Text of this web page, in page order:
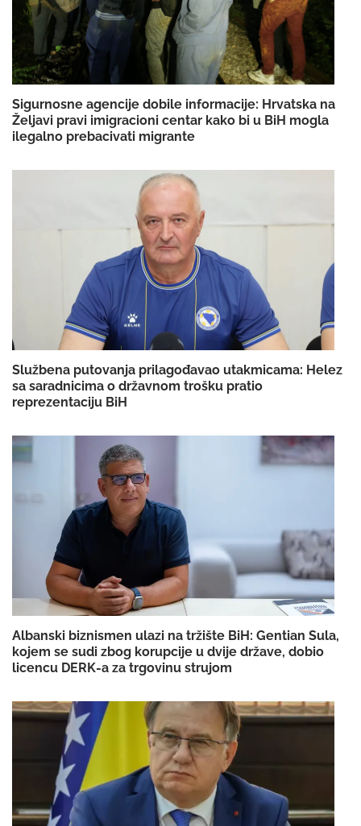
Sigurnosne agencije dobile informacije: Hrvatska na
Željavi pravi imigracioni centar kako bi u BiH mogla
ilegalno prebacivati migrante
Službena putovanja prilagođavao utakmicama: Helez
sa saradnicima o državnom trošku pratio
reprezentaciju BiH
Albanski biznismen ulazi na tržište BiH: Gentian Sula,
kojem se sudi zbog korupcije u dvije države, dobio
licencu DERK-a za trgovinu strujom